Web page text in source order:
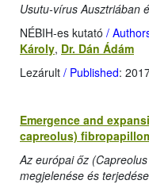
Usutu-vírus Ausztriában
NÉBIH-es kutató /
Károly, Dr. Dán Ádám
Lezárult / Published:
Emergence and
capreolus)
Az európai őz
megjelenése és